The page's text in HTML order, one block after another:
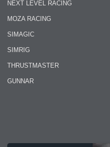
NEXT LEVEL RACING
MOZA RACING
SIMAGIC
SIMRIG
THRUSTMASTER
GUNNAR